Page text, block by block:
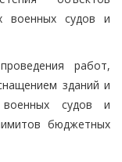
военных судов и
работ,
зданий и
военных судов и
бюджетных